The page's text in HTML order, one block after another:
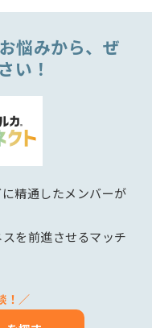
悩みから、ぜ
い！
精通したメンバーが
を前進させるマッチ
！／